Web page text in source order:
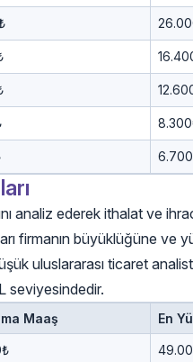
analiz ederek ithalat ve
firmanın büyüklüğüne ve
uluslararası ticaret
seviyesindedir.
Maaş En